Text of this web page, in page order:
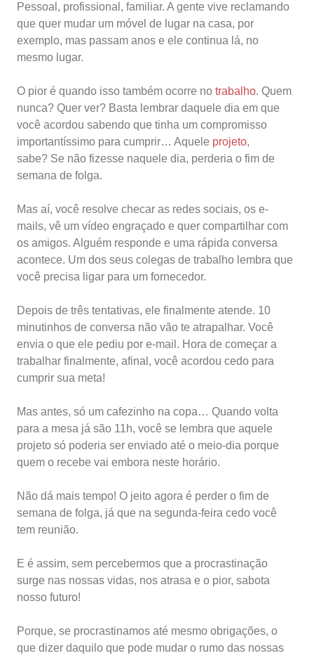
Pessoal, profissional, familiar. A gente vive reclamando
que quer mudar um móvel de lugar na casa, por
exemplo, mas passam anos e ele continua lá, no
mesmo lugar.
O pior é quando isso também ocorre no trabalho. Quem
nunca? Quer ver? Basta lembrar daquele dia em que
você acordou sabendo que tinha um compromisso
importantíssimo para cumprir… Aquele projeto,
sabe? Se não fizesse naquele dia, perderia o fim de
semana de folga.
Mas aí, você resolve checar as redes sociais, os e-
mails, vê um vídeo engraçado e quer compartilhar com
os amigos. Alguém responde e uma rápida conversa
acontece. Um dos seus colegas de trabalho lembra que
você precisa ligar para um fornecedor.
Depois de três tentativas, ele finalmente atende. 10
minutinhos de conversa não vão te atrapalhar. Você
envia o que ele pediu por e-mail. Hora de começar a
trabalhar finalmente, afinal, você acordou cedo para
cumprir sua meta!
Mas antes, só um cafezinho na copa… Quando volta
para a mesa já são 11h, você se lembra que aquele
projeto só poderia ser enviado até o meio-dia porque
quem o recebe vai embora neste horário.
Não dá mais tempo! O jeito agora é perder o fim de
semana de folga, já que na segunda-feira cedo você
tem reunião.
E é assim, sem percebermos que a procrastinação
surge nas nossas vidas, nos atrasa e o pior, sabota
nosso futuro!
Porque, se procrastinamos até mesmo obrigações, o
que dizer daquilo que pode mudar o rumo das nossas